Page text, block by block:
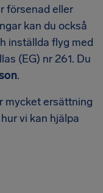
försenad eller
kan du också
inställda flyg med
(EG) nr 261. Du
.
mycket ersättning
vi kan hjälpa